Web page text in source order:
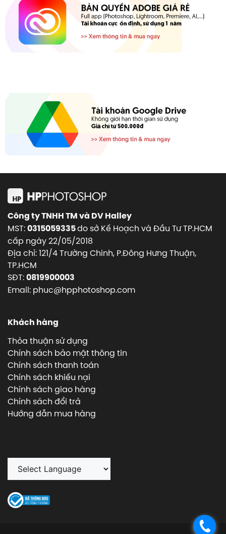
.
Công ty TNHH TM và DV Halley
MST:0315059335do sở Kế Hoạch và Đầu Tư TP.HCM
cấp ngày 22/05/2018
Địa chỉ: 121/4 Trường Chinh, P.Đông Hưng Thuận,
TP.HCM
SĐT:0819900003
Email: phuc@hpphotoshop.com
Khách hàng
Thỏa thuận sử dụng
Chính sách bảo mật thông tin
Chính sách thanh toán
Chính sách khiếu nại
Chính sách giao hàng
Chính sách đổi trả
Hướng dẫn mua hàng